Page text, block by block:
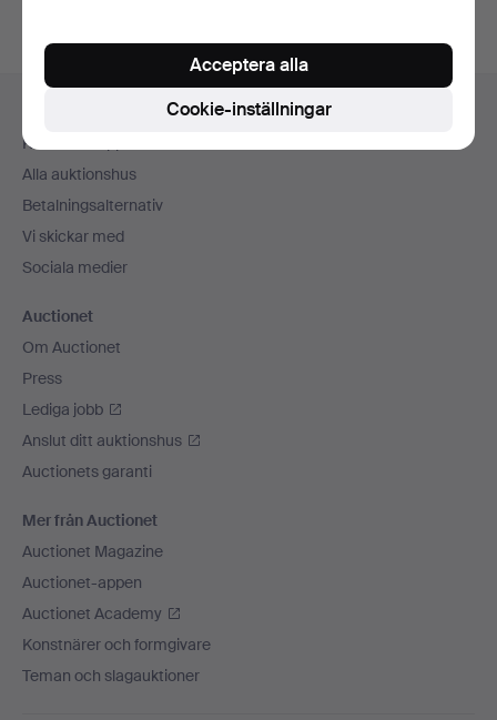
Sidfotsnavigation
Kontakta support
Alla auktionshus
Betalningsalternativ
Vi skickar med
Sociala medier
Auctionet
Om Auctionet
Press
Lediga jobb
Anslut ditt auktionshus
Auctionets garanti
Mer från Auctionet
Auctionet Magazine
Auctionet-appen
Auctionet Academy
Konstnärer och formgivare
Teman och slagauktioner
Cookie-inställningar
Acceptera alla